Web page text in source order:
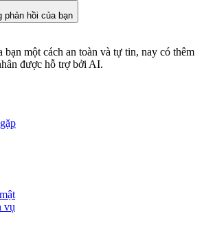
phản hồi của bạn
bạn một cách an toàn và tự tin, nay có thêm
được hỗ trợ bởi AI.
vụ